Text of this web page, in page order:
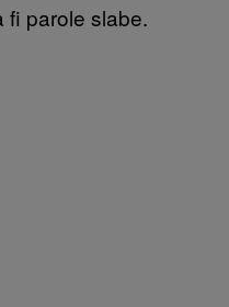
fi parole slabe.